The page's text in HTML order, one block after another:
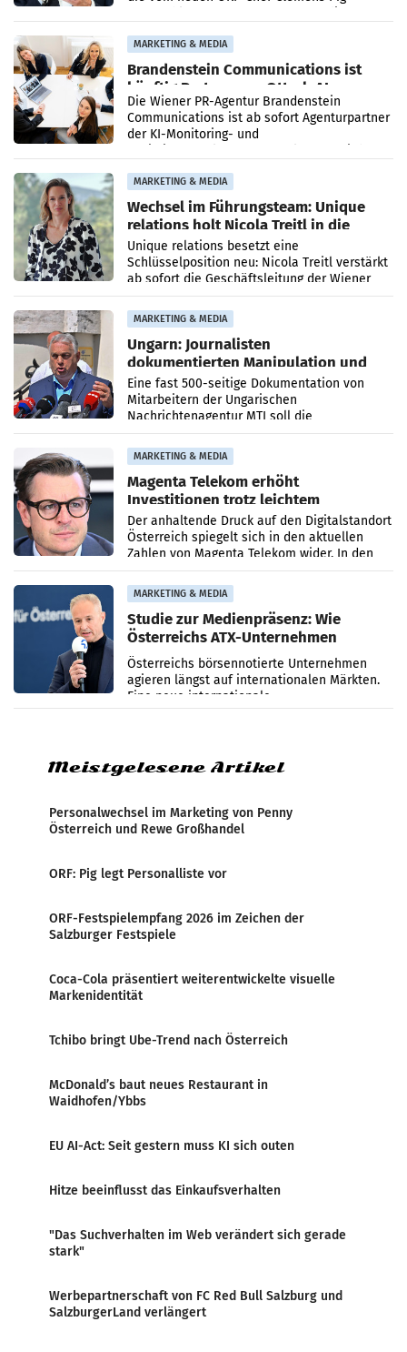
MARKETING & MEDIA
Brandenstein Communications ist
künftig Partner von OtterlyAI
Die Wiener PR-Agentur Brandenstein
Communications ist ab sofort Agenturpartner
der KI-Monitoring- und
MARKETING & MEDIA
Wechsel im Führungsteam: Unique
relations holt Nicola Treitl in die
Geschäftsleitung
Unique relations besetzt eine
Schlüsselposition neu: Nicola Treitl verstärkt
ab sofort die Geschäftsleitung der Wiener
PR-Agentur an der Seite von Josef Kalina und
Anna Kalina-Mahr.
MARKETING & MEDIA
Ungarn: Journalisten
dokumentierten Manipulation und
Zensur
Eine fast 500-seitige Dokumentation von
Mitarbeitern der Ungarischen
Nachrichtenagentur MTI soll die
systematische Nachrichten-Manipulation und
Zensur bei der Agentur während der Zeit
MARKETING & MEDIA
Magenta Telekom erhöht
Investitionen trotz leichtem
Umsatzrückgang
Der anhaltende Druck auf den Digitalstandort
Österreich spiegelt sich in den aktuellen
Zahlen von Magenta Telekom wider. In den
ersten sechs Monaten des laufenden Jahres
verzeichnete
MARKETING & MEDIA
Studie zur Medienpräsenz: Wie
Österreichs ATX-Unternehmen
international wahrgenommen
werden
Österreichs börsennotierte Unternehmen
agieren längst auf internationalen Märkten.
Eine neue internationale
Medienresonanzanalyse untersucht die
Meistgelesene Artikel
Personalwechsel im Marketing von Penny
Österreich und Rewe Großhandel
ORF: Pig legt Personalliste vor
ORF-Festspielempfang 2026 im Zeichen der
Salzburger Festspiele
Coca-Cola präsentiert weiterentwickelte visuelle
Markenidentität
Tchibo bringt Ube-Trend nach Österreich
McDonald’s baut neues Restaurant in
Waidhofen/Ybbs
EU AI-Act: Seit gestern muss KI sich outen
Hitze beeinflusst das Einkaufsverhalten
"Das Suchverhalten im Web verändert sich gerade
stark"
Werbepartnerschaft von FC Red Bull Salzburg und
SalzburgerLand verlängert